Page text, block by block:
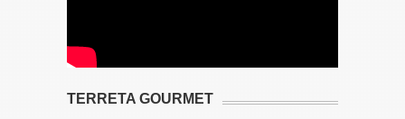
TERRETA GOURMET